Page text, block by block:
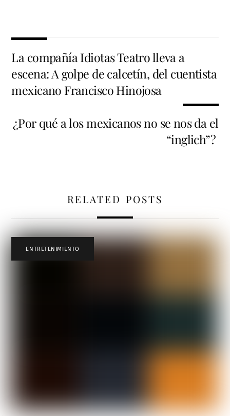
La compañía Idiotas Teatro lleva a
escena: A golpe de calcetín, del cuentista
mexicano Francisco Hinojosa
¿Por qué a los mexicanos no se nos da el
“inglich”?
RELATED POSTS
ENTRETENIMIENTO